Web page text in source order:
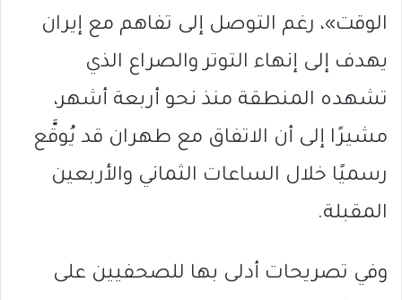
الوقت»، رغم التوصل إلى تفاهم مع إيران
يهدف إلى إنهاء التوتر والصراع الذي
تشهده المنطقة منذ نحو أربعة أشهر،
مشيرًا إلى أن الاتفاق مع طهران قد يُوقَّع
رسميًا خلال الساعات الثماني والأربعين
المقبلة.
وفي تصريحات أدلى بها للصحفيين على